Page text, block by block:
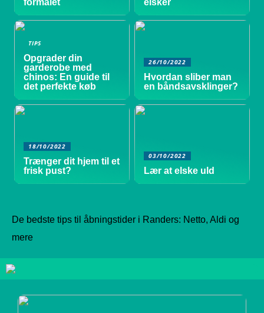
TIPS
Opgrader din
garderobe med
chinos: En guide til
det perfekte køb
26/10/2022
Hvordan sliber man
en båndsavsklinger?
18/10/2022
Trænger dit hjem til et
frisk pust?
03/10/2022
Lær at elske uld
De bedste tips til åbningstider i Randers: Netto, Aldi og
mere